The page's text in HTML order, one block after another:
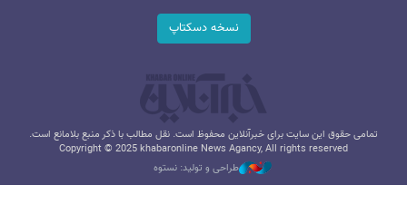
نسخه دسکتاپ
تمامی حقوق این سایت برای خبرآنلاین محفوظ است. نقل مطالب با ذکر منبع بلامانع است.
Copyright © 2025 khabaronline News Agancy, All rights reserved
طراحی و تولید: نستوه